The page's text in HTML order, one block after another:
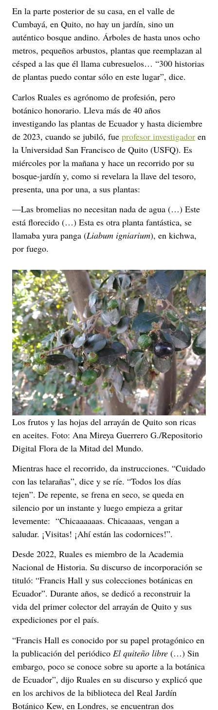
En la parte posterior de su casa, en el valle de
Cumbayá, en Quito, no hay un jardín, sino un
auténtico bosque andino. Árboles de hasta unos ocho
metros, pequeños arbustos, plantas que reemplazan al
césped a las que él llama cubresuelos… “300 historias
de plantas puedo contar sólo en este lugar”, dice.
Carlos Ruales es agrónomo de profesión, pero
botánico honorario. Lleva más de 40 años
investigando las plantas de Ecuador y hasta diciembre
de 2023, cuando se jubiló, fue profesor investigador en
la Universidad San Francisco de Quito (USFQ). Es
miércoles por la mañana y hace un recorrido por su
bosque-jardín y, como si revelara la llave del tesoro,
presenta, una por una, a sus plantas:
—Las bromelias no necesitan nada de agua (…) Este
está florecido (…) Esta es otra planta fantástica, se
llamaba yura panga (Liabum igniarium), en kichwa,
por fuego.
Los frutos y las hojas del arrayán de Quito son ricas
en aceites. Foto: Ana Mireya Guerrero G./Repositorio
Digital Flora de la Mitad del Mundo.
Mientras hace el recorrido, da instrucciones. “Cuidado
con las telarañas”, dice y se ríe. “Todos los días
tejen”. De repente, se frena en seco, se queda en
silencio por un instante y luego empieza a gritar
levemente: “Chicaaaaaas. Chicaaaas, vengan a
saludar. ¡Visitas! ¡Ahí están las codornices!”.
Desde 2022, Ruales es miembro de la Academia
Nacional de Historia. Su discurso de incorporación se
tituló: “Francis Hall y sus colecciones botánicas en
Ecuador”. Durante años, se dedicó a reconstruir la
vida del primer colector del arrayán de Quito y sus
expediciones por el país.
“Francis Hall es conocido por su papel protagónico en
la publicación del periódico El quiteño libre (…) Sin
embargo, poco se conoce sobre su aporte a la botánica
de Ecuador”, dijo Ruales en su discurso y explicó que
en los archivos de la biblioteca del Real Jardín
Botánico Kew, en Londres, se encuentran dos